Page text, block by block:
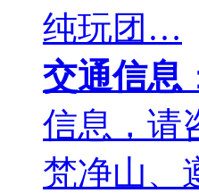
纯玩团…
交通信息
信息，请
梵净山、